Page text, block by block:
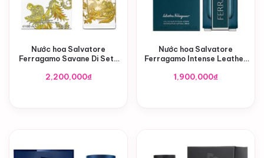
Nước hoa Salvatore
Ferragamo Savane Di Seta
2,200,000₫
Nước hoa Salvatore
Ferragamo Intense Leather
1,900,000₫